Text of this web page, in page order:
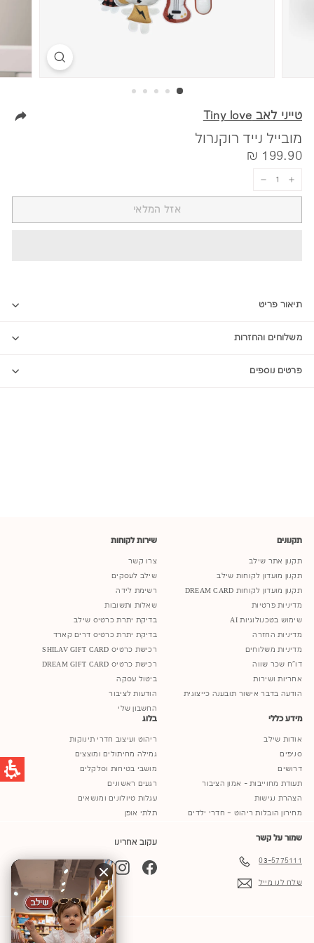
טייני לאב Tiny love
מובייל נייד רוקנרול
מחיר
199.90 ₪
אזל המלאי
תיאור פריט
משלוחים והחזרות
פרטים נוספים
תקנונים
תקנון אתר שילב
תקנון מועדון לקוחות שילב
תקנון מועדון לקוחות DREAM CARD
מדיניות פרטיות
שימוש בטכנולוגיות AI
מדיניות החזרה
מדיניות משלוחים
דו"ח שכר שווה
אחריות ושירות
הודעה בדבר אישור תובענה כייצוגית
שירות לקוחות
צרו קשר
שילב לעסקים
רשימת לידה
שאלות ותשובות
בדיקת יתרת כרטיס שילב
בדיקת יתרת כרטיס דרים קארד
רכישת כרטיס SHILAV GIFT CARD
רכישת כרטיס DREAM GIFT CARD
ביטול עסקה
הודעות לציבור
החשבון שלי
מידע כללי
אודות שילב
סניפים
דרושים
תעודת מחוייבות - אמון הציבור
הצהרת נגישות
מחירון הובלות ריהוט – חדרי ילדים
בלוג
ריהוט ועיצוב חדרי תינוקות
גמילה מחיתולים ומוצצים
מושבי בטיחות וסלקלים
רגעים ראשונים
עגלות טיולונים ומנשאים
תלתי אופן
שמור על קשר
03-5775111
שלח לנו מייל
עקוב אחרינו
Facebook
Instagram
TikTok